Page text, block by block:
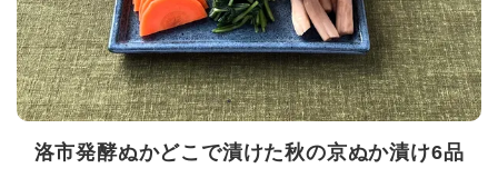
洛市発酵ぬかどこで漬けた秋の京ぬか漬け6品